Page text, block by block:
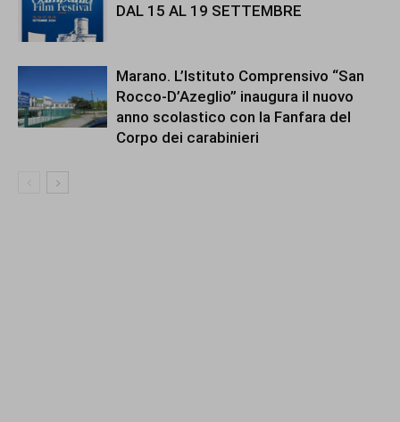
DAL 15 AL 19 SETTEMBRE
Marano. L’Istituto Comprensivo “San
Rocco-D’Azeglio” inaugura il nuovo
anno scolastico con la Fanfara del
Corpo dei carabinieri